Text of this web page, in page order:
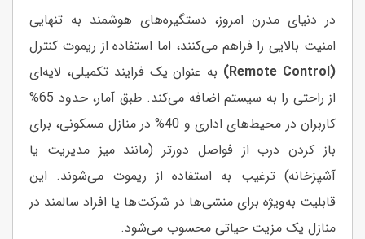
در دنیای مدرن امروز، دستگیره‌های هوشمند به تنهایی
امنیت بالایی را فراهم می‌کنند، اما استفاده از ریموت کنترل
(Remote Control)
به عنوان یک فرایند تکمیلی، لایه‌ای
از راحتی را به سیستم اضافه می‌کند. طبق آمار، حدود 65%
کاربران در محیط‌های اداری و 40% در منازل مسکونی، برای
باز کردن درب از فواصل دورتر (مانند میز مدیریت یا
آشپزخانه) ترغیب به استفاده از ریموت می‌شوند. این
قابلیت به‌ویژه برای منشی‌ها در شرکت‌ها یا افراد سالمند در
منازل یک مزیت حیاتی محسوب می‌شود.